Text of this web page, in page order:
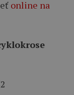
online na